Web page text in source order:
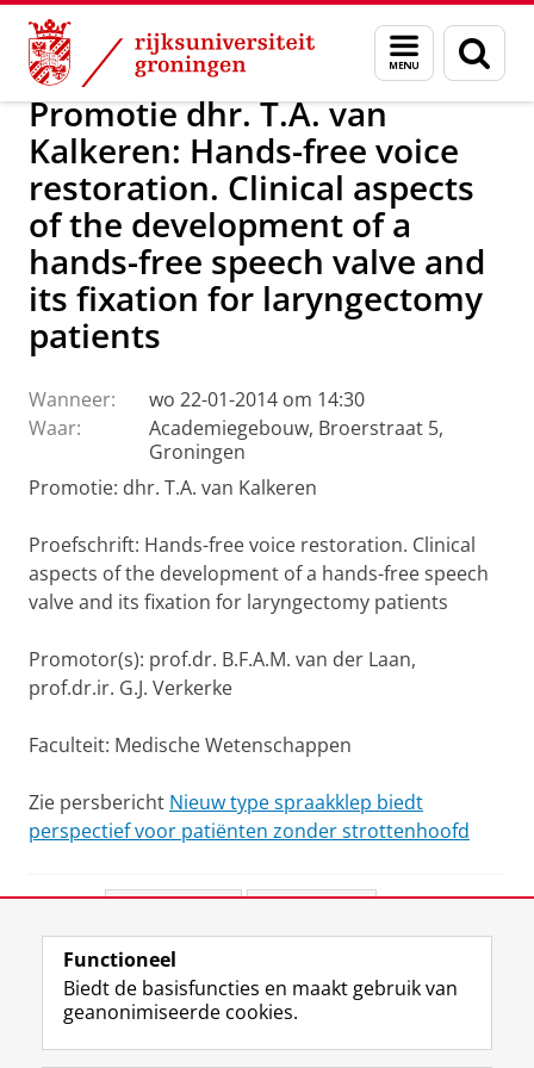
Skip
Content
Skip
Navigation
Menu
en
zoeken
Over ons Actueel Nieuws
Promotie dhr. T.A. van
Kalkeren: Hands-free voice
restoration. Clinical aspects
of the development of a
hands-free speech valve and
its fixation for laryngectomy
patients
Wanneer:
wo 22-01-2014 om 14:30
Waar:
Academiegebouw, Broerstraat 5,
Groningen
Promotie: dhr. T.A. van Kalkeren
Proefschrift: Hands-free voice restoration. Clinical
aspects of the development of a hands-free speech
valve and its fixation for laryngectomy patients
Promotor(s): prof.dr. B.F.A.M. van der Laan,
prof.dr.ir. G.J. Verkerke
Faculteit: Medische Wetenschappen
Zie persbericht Nieuw type spraakklep biedt
perspectief voor patiënten zonder strottenhoofd
View this page in:English
Volg de RUG
F
L
R I
Y
Functioneel
Biedt de basisfuncties en maakt gebruik van
geanonimiseerde cookies.